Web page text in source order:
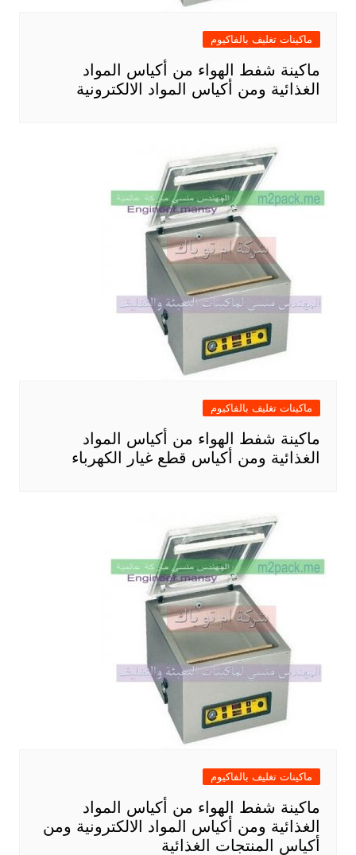
ماكينات تغليف بالفاكيوم
ماكينة شفط الهواء من أكياس المواد
الغذائية ومن أكياس المواد الالكترونية
ماكينات تغليف بالفاكيوم
ماكينة شفط الهواء من أكياس المواد
الغذائية ومن أكياس قطع غيار الكهرباء
ماكينات تغليف بالفاكيوم
ماكينة شفط الهواء من أكياس المواد
الغذائية ومن أكياس المواد الالكترونية ومن
أكياس المنتجات الغذائية